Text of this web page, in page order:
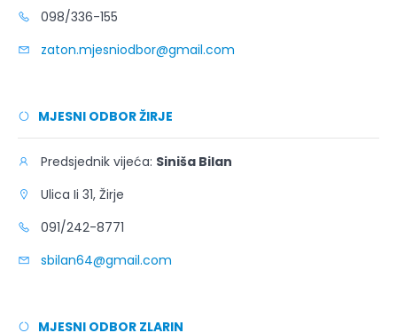
098/336-155
zaton.mjesniodbor@gmail.com
MJESNI ODBOR ŽIRJE
Predsjednik vijeća: Siniša Bilan
Ulica Ii 31, Žirje
091/242-8771
sbilan64@gmail.com
MJESNI ODBOR ZLARIN